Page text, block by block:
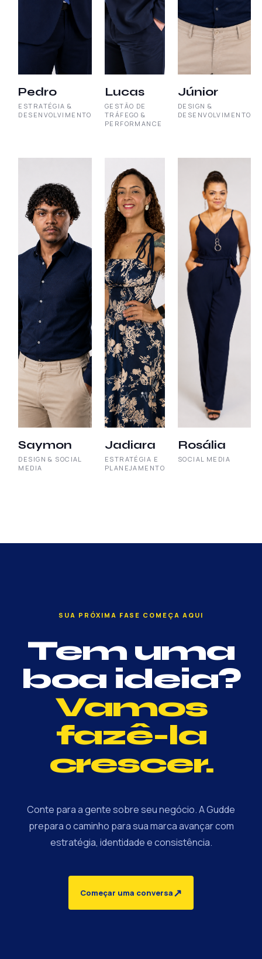
Pedro
ESTRATÉGIA &
DESENVOLVIMENTO
Lucas
GESTÃO DE
TRÁFEGO &
PERFORMANCE
Júnior
DESIGN &
DESENVOLVIMENTO
Saymon
DESIGN & SOCIAL
MEDIA
Jadiara
ESTRATÉGIA E
PLANEJAMENTO
Rosália
SOCIAL MEDIA
SUA PRÓXIMA FASE COMEÇA AQUI
Tem uma
boa ideia?
Vamos
fazê-la
crescer.
Conte para a gente sobre seu negócio. A Gudde
prepara o caminho para sua marca avançar com
estratégia, identidade e consistência.
Começar uma conversa↗